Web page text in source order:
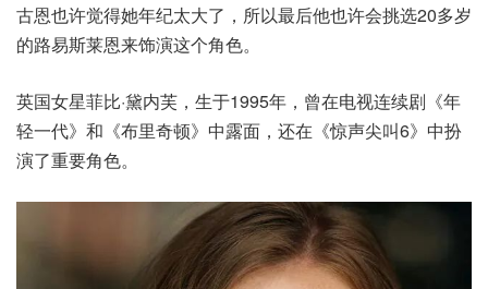
古恩也许觉得她年纪太大了，所以最后他也许会挑选20多岁
的路易斯莱恩来饰演这个角色。
英国女星菲比·黛内芙，生于1995年，曾在电视连续剧《年
轻一代》和《布里奇顿》中露面，还在《惊声尖叫6》中扮
演了重要角色。